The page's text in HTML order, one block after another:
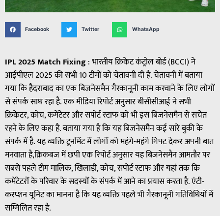
Facebook Twitter WhatsApp
IPL 2025 Match Fixing: भारतीय क्रिकेट कंट्रोल बोर्ड (BCCI) ने
आईपीएल 2025 की सभी 10 टीमों को चेतावनी दी है. चेतावनी में बताया
गया कि हैदराबाद का एक बिजनेसमैन गैरकानूनी काम करवाने के लिए लोगों
से संपर्क साध रहा है. एक मीडिया रिपोर्ट अनुसार बीसीसीआई ने सभी
क्रिकेटर, कोच, कमेंटेटर और सपोर्ट स्टाफ को भी इस बिजनेसमैन से सचेत
रहने के लिए कहा है. बताया गया है कि यह बिजनेसमैन कई सारे बुकी के
संपर्क में है. यह व्यक्ति टूर्नामेंट में लोगों को महंगे-महंगे गिफ्ट देकर अपनी बात
मनवाता है,क्रिकबज में छपी एक रिपोर्ट अनुसार यह बिजनेसमैन आमतौर पर
सबसे पहले टीम मालिक, खिलाड़ी, कोच, सपोर्ट स्टाफ और यहां तक कि
कमेंटेटरों के परिवार के सदस्यों के संपर्क में आने का प्रयास करता है. एंटी-
करप्शन यूनिट का मानना है कि यह व्यक्ति पहले भी गैरकानूनी गतिविधियों में
सम्मिलित रहा है.